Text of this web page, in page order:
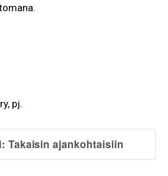
pj.
Takaisin ajankohtaisiin